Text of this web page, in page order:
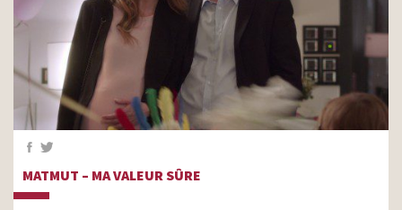
MATMUT – MA VALEUR SÛRE